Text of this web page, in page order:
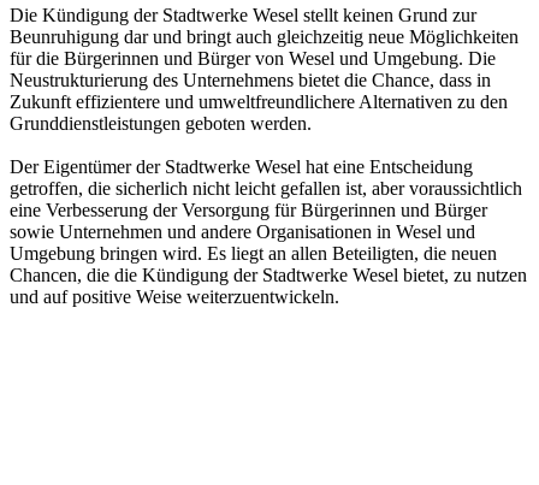
Die Kündigung der Stadtwerke Wesel stellt keinen Grund zur
Beunruhigung dar und bringt auch gleichzeitig neue Möglichkeiten
für die Bürgerinnen und Bürger von Wesel und Umgebung. Die
Neustrukturierung des Unternehmens bietet die Chance, dass in
Zukunft effizientere und umweltfreundlichere Alternativen zu den
Grunddienstleistungen geboten werden.
Der Eigentümer der Stadtwerke Wesel hat eine Entscheidung
getroffen, die sicherlich nicht leicht gefallen ist, aber voraussichtlich
eine Verbesserung der Versorgung für Bürgerinnen und Bürger
sowie Unternehmen und andere Organisationen in Wesel und
Umgebung bringen wird. Es liegt an allen Beteiligten, die neuen
Chancen, die die Kündigung der Stadtwerke Wesel bietet, zu nutzen
und auf positive Weise weiterzuentwickeln.